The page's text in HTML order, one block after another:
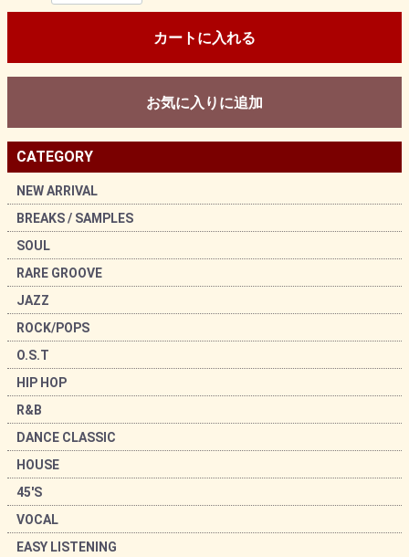
CATEGORY
NEW ARRIVAL
BREAKS / SAMPLES
SOUL
RARE GROOVE
JAZZ
ROCK/POPS
O.S.T
HIP HOP
R&B
DANCE CLASSIC
HOUSE
45'S
VOCAL
EASY LISTENING
カートに入れる
お気に入りに追加